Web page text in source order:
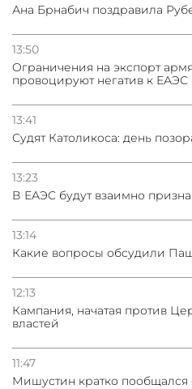
Ана Брнабич поздравила
13:50
Oграничения на экспорт
провоцируют негатив к
13:41
Судят Католикоса: день
13:23
В ЕАЭС будут взаимно
13:14
Какие вопросы обсудили
12:13
Кампания, начатая против
властей
11:47
Мишустин кратко